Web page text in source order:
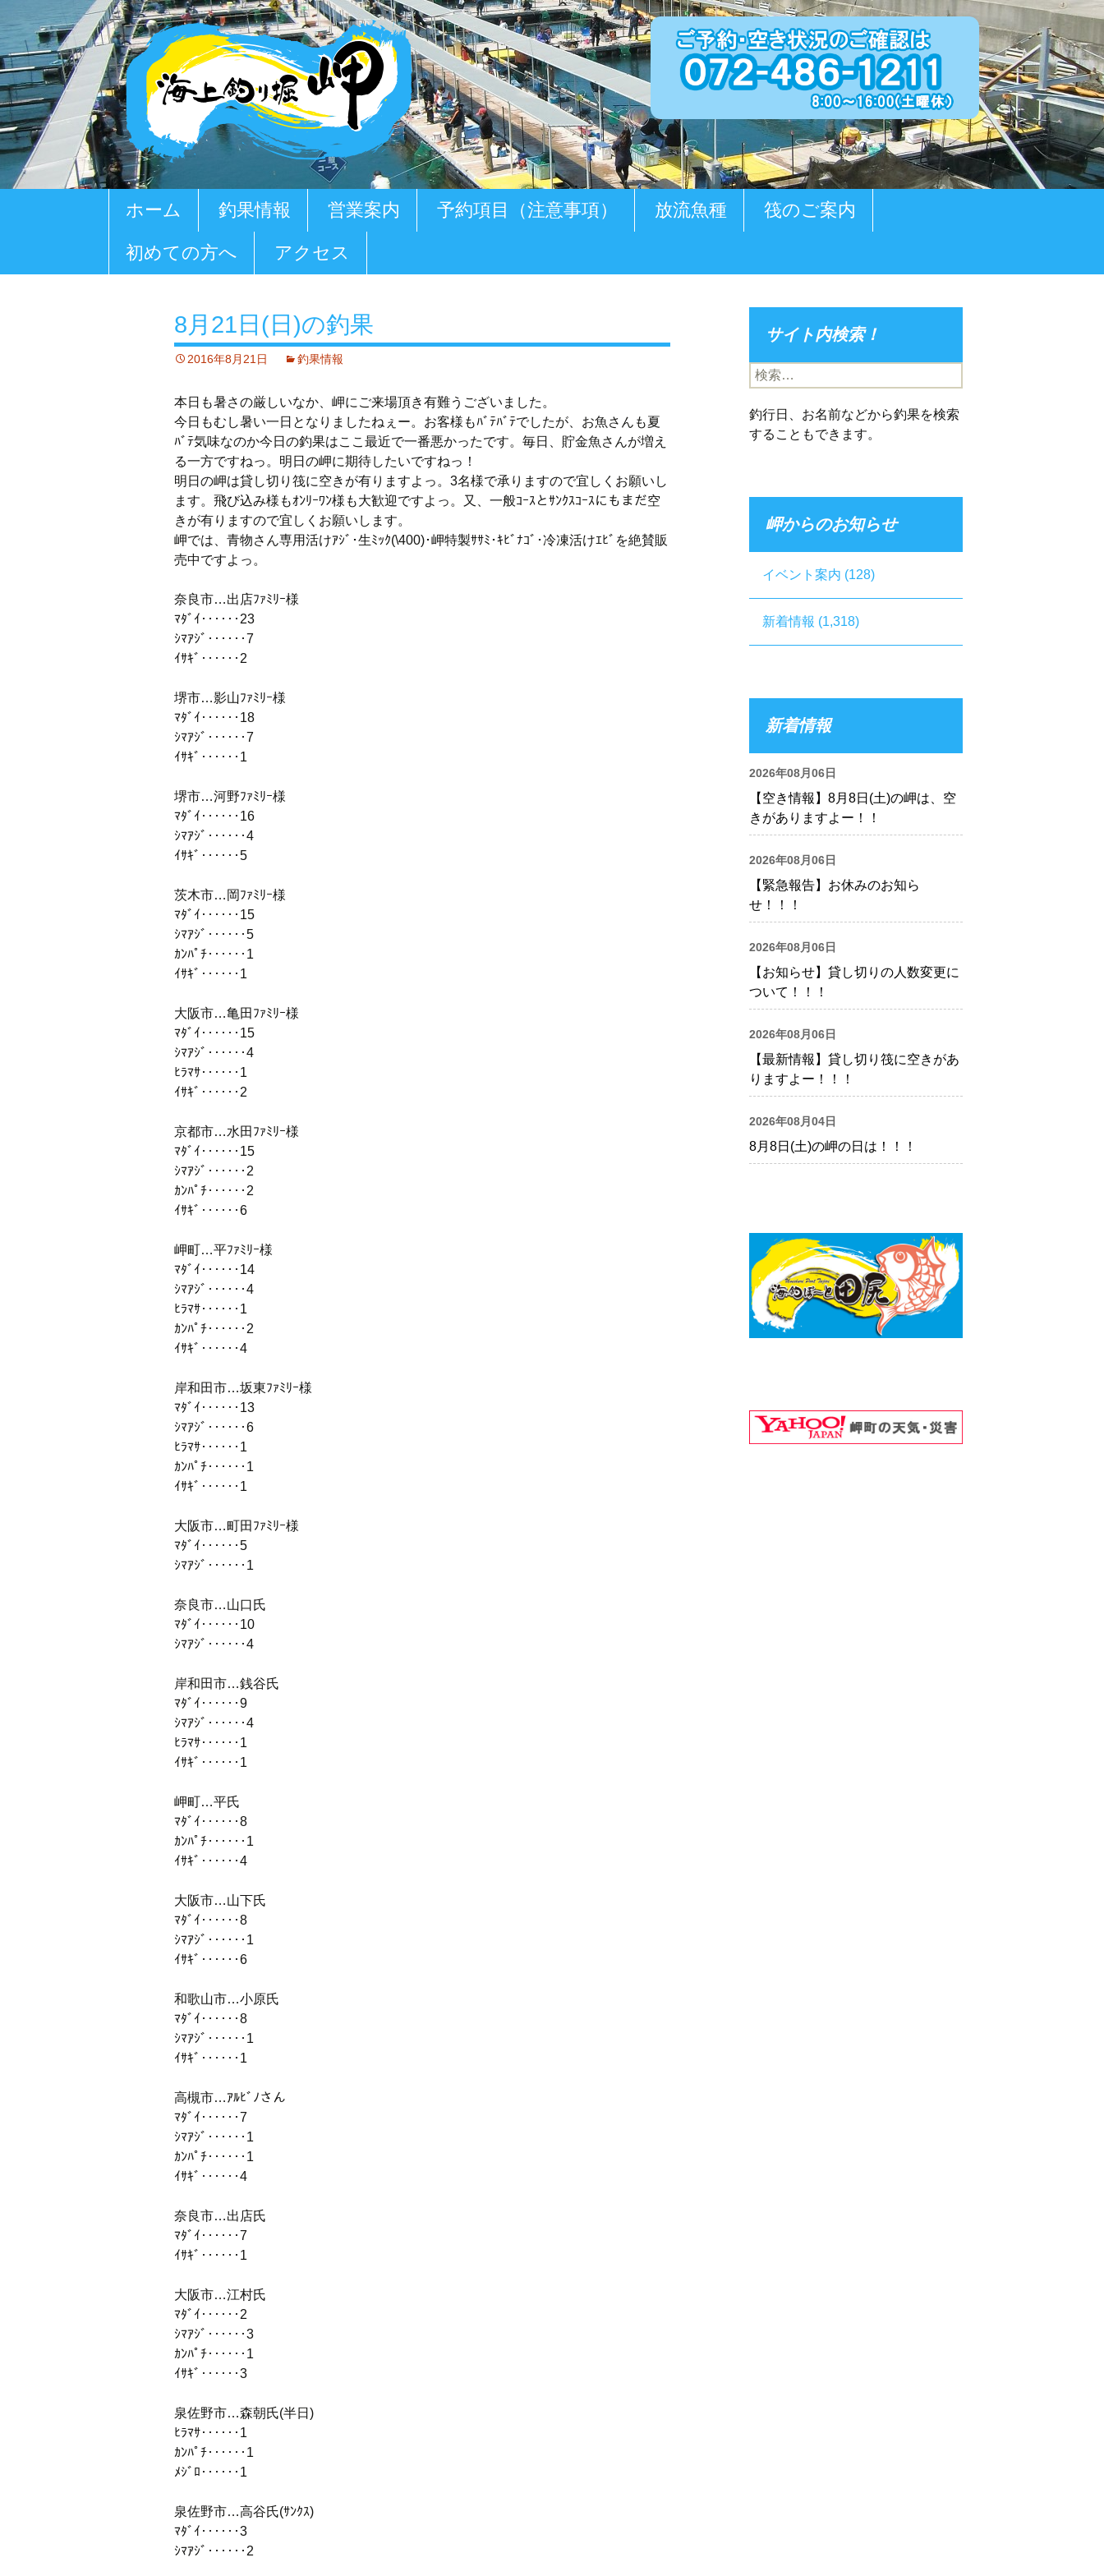
ツ
ホーム 釣果情報 営業案内 予約項目（注意事項） 放流魚種 筏のご案内
初めての方へ アクセス
8月21日(日)の釣果
2016年8月21日 釣果情報
本日も暑さの厳しいなか、岬にご来場頂き有難うございました。
今日もむし暑い一日となりましたねぇー。お客様もﾊﾞﾃﾊﾞﾃでしたが、お魚さんも夏
ﾊﾞﾃ気味なのか今日の釣果はここ最近で一番悪かったです。毎日、貯金魚さんが増え
る一方ですねっ。明日の岬に期待したいですねっ！
明日の岬は貸し切り筏に空きが有りますよっ。3名様で承りますので宜しくお願いし
ます。飛び込み様もｵﾝﾘｰﾜﾝ様も大歓迎ですよっ。又、一般ｺｰｽとｻﾝｸｽｺｰｽにもまだ空
きが有りますので宜しくお願いします。
岬では、青物さん専用活けｱｼﾞ･生ﾐｯｸ(\400)･岬特製ｻｻﾐ･ｷﾋﾞﾅｺﾞ･冷凍活けｴﾋﾞを絶賛販
売中ですよっ。
奈良市…出店ﾌｧﾐﾘｰ様
ﾏﾀﾞｲ‥‥‥23
ｼﾏｱｼﾞ‥‥‥7
ｲｻｷﾞ‥‥‥2
堺市…影山ﾌｧﾐﾘｰ様
ﾏﾀﾞｲ‥‥‥18
ｼﾏｱｼﾞ‥‥‥7
ｲｻｷﾞ‥‥‥1
堺市…河野ﾌｧﾐﾘｰ様
ﾏﾀﾞｲ‥‥‥16
ｼﾏｱｼﾞ‥‥‥4
ｲｻｷﾞ‥‥‥5
茨木市…岡ﾌｧﾐﾘｰ様
ﾏﾀﾞｲ‥‥‥15
ｼﾏｱｼﾞ‥‥‥5
ｶﾝﾊﾟﾁ‥‥‥1
ｲｻｷﾞ‥‥‥1
大阪市…亀田ﾌｧﾐﾘｰ様
ﾏﾀﾞｲ‥‥‥15
ｼﾏｱｼﾞ‥‥‥4
ﾋﾗﾏｻ‥‥‥1
ｲｻｷﾞ‥‥‥2
京都市…水田ﾌｧﾐﾘｰ様
ﾏﾀﾞｲ‥‥‥15
ｼﾏｱｼﾞ‥‥‥2
ｶﾝﾊﾟﾁ‥‥‥2
ｲｻｷﾞ‥‥‥6
岬町…平ﾌｧﾐﾘｰ様
ﾏﾀﾞｲ‥‥‥14
ｼﾏｱｼﾞ‥‥‥4
ﾋﾗﾏｻ‥‥‥1
ｶﾝﾊﾟﾁ‥‥‥2
ｲｻｷﾞ‥‥‥4
岸和田市…坂東ﾌｧﾐﾘｰ様
ﾏﾀﾞｲ‥‥‥13
ｼﾏｱｼﾞ‥‥‥6
ﾋﾗﾏｻ‥‥‥1
ｶﾝﾊﾟﾁ‥‥‥1
ｲｻｷﾞ‥‥‥1
大阪市…町田ﾌｧﾐﾘｰ様
ﾏﾀﾞｲ‥‥‥5
ｼﾏｱｼﾞ‥‥‥1
奈良市…山口氏
ﾏﾀﾞｲ‥‥‥10
ｼﾏｱｼﾞ‥‥‥4
岸和田市…銭谷氏
ﾏﾀﾞｲ‥‥‥9
ｼﾏｱｼﾞ‥‥‥4
ﾋﾗﾏｻ‥‥‥1
ｲｻｷﾞ‥‥‥1
岬町…平氏
ﾏﾀﾞｲ‥‥‥8
ｶﾝﾊﾟﾁ‥‥‥1
ｲｻｷﾞ‥‥‥4
大阪市…山下氏
ﾏﾀﾞｲ‥‥‥8
ｼﾏｱｼﾞ‥‥‥1
ｲｻｷﾞ‥‥‥6
和歌山市…小原氏
ﾏﾀﾞｲ‥‥‥8
ｼﾏｱｼﾞ‥‥‥1
ｲｻｷﾞ‥‥‥1
高槻市…ｱﾙﾋﾞﾉさん
ﾏﾀﾞｲ‥‥‥7
ｼﾏｱｼﾞ‥‥‥1
ｶﾝﾊﾟﾁ‥‥‥1
ｲｻｷﾞ‥‥‥4
奈良市…出店氏
ﾏﾀﾞｲ‥‥‥7
ｲｻｷﾞ‥‥‥1
大阪市…江村氏
ﾏﾀﾞｲ‥‥‥2
ｼﾏｱｼﾞ‥‥‥3
ｶﾝﾊﾟﾁ‥‥‥1
ｲｻｷﾞ‥‥‥3
泉佐野市…森朝氏(半日)
ﾋﾗﾏｻ‥‥‥1
ｶﾝﾊﾟﾁ‥‥‥1
ﾒｼﾞﾛ‥‥‥1
泉佐野市…高谷氏(ｻﾝｸｽ)
ﾏﾀﾞｲ‥‥‥3
ｼﾏｱｼﾞ‥‥‥2
サイト内検索！
検
索:
釣行日、お名前などから釣果を検索
することもできます。
岬からのお知らせ
イベント案内 (128)
新着情報 (1,318)
新着情報
2026年08月06日
【空き情報】8月8日(土)の岬は、空
きがありますよー！！
2026年08月06日
【緊急報告】お休みのお知ら
せ！！！
2026年08月06日
【お知らせ】貸し切りの人数変更に
ついて！！！
2026年08月06日
【最新情報】貸し切り筏に空きがあ
りますよー！！！
2026年08月04日
8月8日(土)の岬の日は！！！